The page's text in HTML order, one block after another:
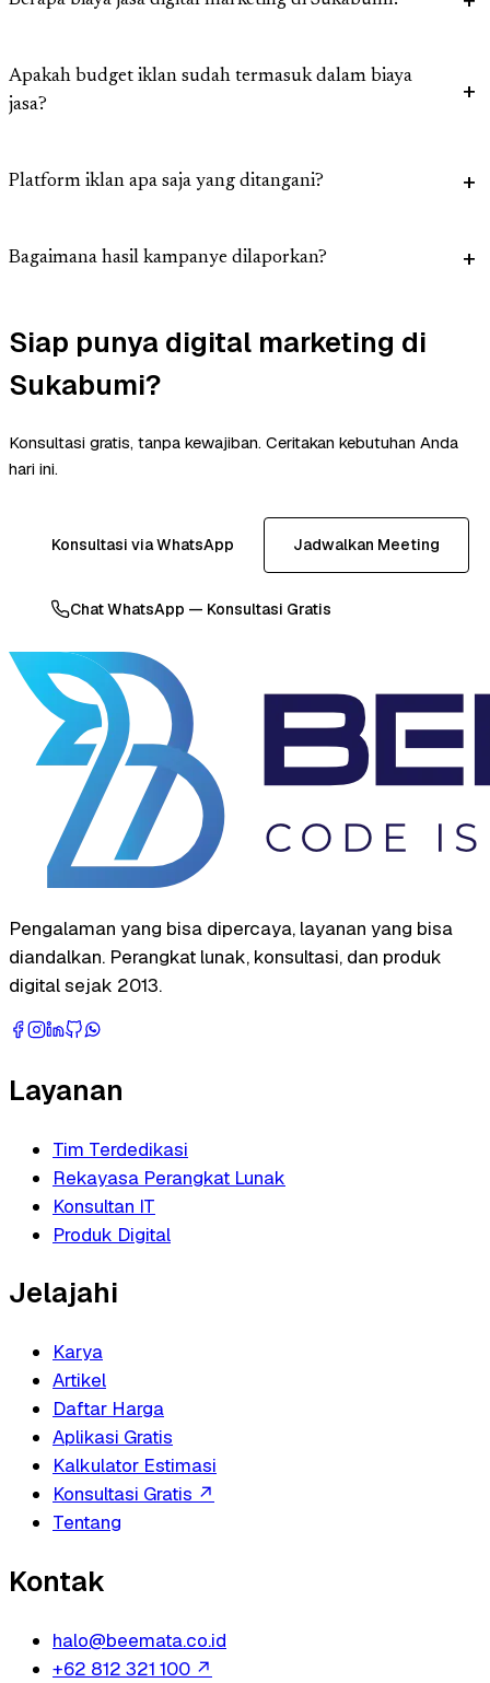
Apakah budget iklan sudah termasuk dalam biaya
jasa?
Platform iklan apa saja yang ditangani?
Bagaimana hasil kampanye dilaporkan?
Siap punya digital marketing di
Sukabumi?
Konsultasi gratis, tanpa kewajiban. Ceritakan kebutuhan Anda
hari ini.
Konsultasi via WhatsApp Jadwalkan Meeting
Chat WhatsApp — Konsultasi Gratis
Pengalaman yang bisa dipercaya, layanan yang bisa
diandalkan. Perangkat lunak, konsultasi, dan produk
digital sejak 2013.
Layanan
Tim Terdedikasi
Rekayasa Perangkat Lunak
Konsultan IT
Produk Digital
Jelajahi
Karya
Artikel
Daftar Harga
Aplikasi Gratis
Kalkulator Estimasi
Konsultasi Gratis ↗
Tentang
Kontak
halo@beemata.co.id
+62 812 321 100 ↗